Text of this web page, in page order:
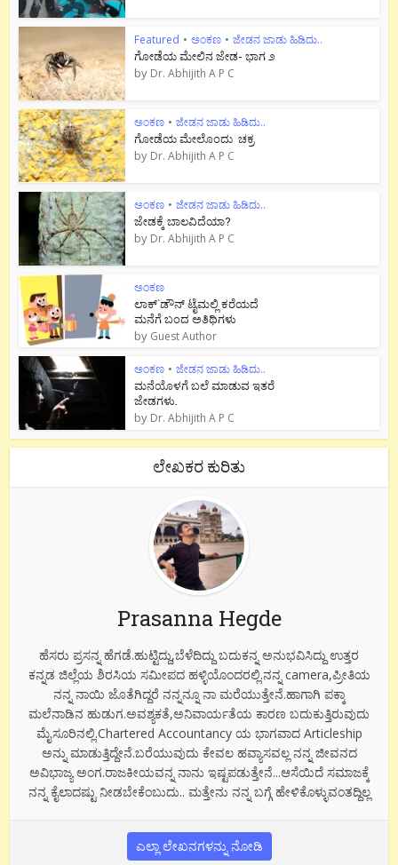
Featured • ಅಂಕಣ • ಜೇಡನ ಜಾಡು ಹಿಡಿದು..
ಗೋಡೆಯ ಮೇಲಿನ ಜೇಡ- ಭಾಗ ೨
by Dr. Abhijith A P C
ಅಂಕಣ • ಜೇಡನ ಜಾಡು ಹಿಡಿದು..
ಗೋಡೆಯ ಮೇಲೊಂದು ಚಕ್ರ
by Dr. Abhijith A P C
ಅಂಕಣ • ಜೇಡನ ಜಾಡು ಹಿಡಿದು..
ಜೇಡಕ್ಕೆ ಬಾಲವಿದೆಯಾ?
by Dr. Abhijith A P C
ಅಂಕಣ
ಲಾಕ್`ಡೌನ್ ಟೈಮಲ್ಲಿ ಕರೆಯದೆ
ಮನೆಗೆ ಬಂದ ಅತಿಥಿಗಳು
by Guest Author
ಅಂಕಣ • ಜೇಡನ ಜಾಡು ಹಿಡಿದು..
ಮನೆಯೊಳಗೆ ಬಲೆ ಮಾಡುವ ಇತರೆ
ಜೇಡಗಳು.
by Dr. Abhijith A P C
ಲೇಖಕರ ಕುರಿತು
Prasanna Hegde
ಹೆಸರು ಪ್ರಸನ್ನ ಹೆಗಡೆ.ಹುಟ್ಟಿದ್ದು,ಬೆಳೆದಿದ್ದು ಬದುಕನ್ನ ಅನುಭವಿಸಿದ್ದು ಉತ್ತರ
ಕನ್ನಡ ಜಿಲ್ಲೆಯ ಶಿರಸಿಯ ಸಮೀಪದ ಹಳ್ಳಿಯೊಂದರಲ್ಲಿ.ನನ್ನ camera,ಪ್ರೀತಿಯ
ನನ್ನ ನಾಯಿ ಜೊತೆಗಿದ್ದರೆ ನನ್ನನ್ನೂ ನಾ ಮರೆಯುತ್ತೇನೆ.ಹಾಗಾಗಿ ಪಕ್ಕಾ
ಮಲೆನಾಡಿನ ಹುಡುಗ.ಅವಶ್ಯಕತೆ,ಅನಿವಾರ್ಯತೆಯ ಕಾರಣ ಬದುಕುತ್ತಿರುವುದು
ಮೈಸೂರಿನಲ್ಲಿ.Chartered Accountancy ಯ ಭಾಗವಾದ Articleship
ಅನ್ನು ಮಾಡುತ್ತಿದ್ದೇನೆ.ಬರೆಯುವುದು ಕೇವಲ ಹವ್ಯಾಸವಲ್ಲ ನನ್ನ ಜೀವನದ
ಅವಿಭಾಜ್ಯ ಅಂಗ.ರಾಜಕೀಯವನ್ನ ನಾನು ಇಷ್ಟಪಡುತ್ತೇನೆ...ಆಸೆಯಿದೆ ಸಮಾಜಕ್ಕೆ
ನನ್ನ ಕೈಲಾದಷ್ಟು ನೀಡಬೇಕೆಂಬುದು.. ಮತ್ತೇನು ನನ್ನ ಬಗ್ಗೆ ಹೇಳಿಕೊಳ್ಳುವಂತದ್ದಿಲ್ಲ
ಎಲ್ಲಾ ಲೇಖನಗಳನ್ನು ನೋಡಿ